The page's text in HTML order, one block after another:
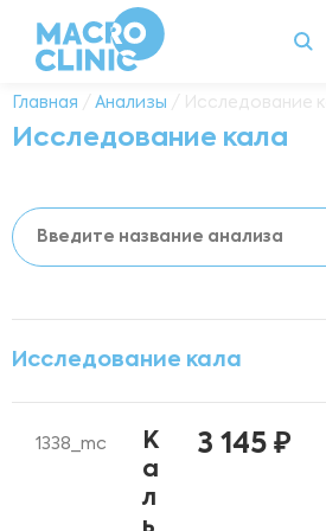
Главная / Анализы / Исследование
Исследование кала
Исследование кала
1338_mc
К
а
л
3 145 ₽